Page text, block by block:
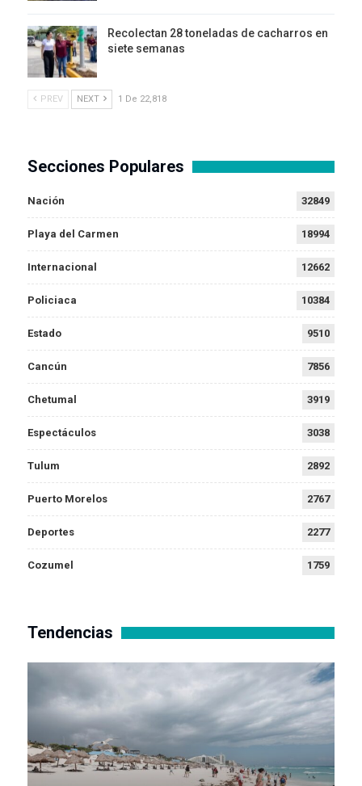
Recolectan 28 toneladas de cacharros en
siete semanas
PREV NEXT 1 De 22,818
Secciones Populares
Nación 32849
Playa del Carmen 18994
Internacional 12662
Policiaca 10384
Estado 9510
Cancún 7856
Chetumal 3919
Espectáculos 3038
Tulum 2892
Puerto Morelos 2767
Deportes 2277
Cozumel 1759
Tendencias